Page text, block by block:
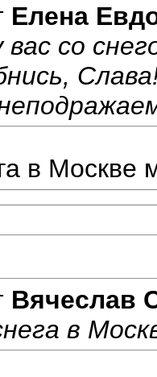
Елена
вас со
в Москве
Вячеслав
в